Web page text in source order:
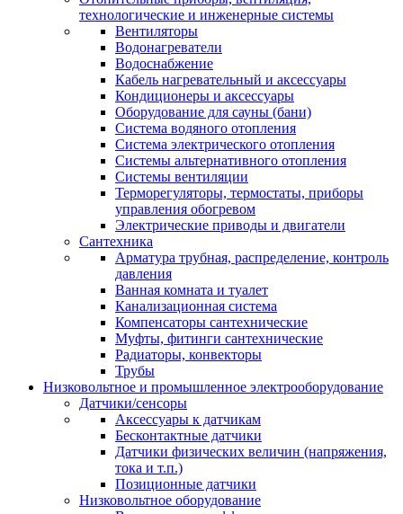
технологические и инженерные системы
Вентиляторы
Водонагреватели
Водоснабжение
Кабель нагревательный и аксессуары
Кондиционеры и аксессуары
Оборудование для сауны (бани)
Система водяного отопления
Система электрического отопления
Системы альтернативного отопления
Системы вентиляции
Терморегуляторы, термостаты, приборы
управления обогревом
Электрические приводы и двигатели
Сантехника
Арматура трубная, распределение, контроль
давления
Ванная комната и туалет
Канализационная система
Компенсаторы сантехнические
Муфты, фитинги сантехнические
Радиаторы, конвекторы
Трубы
Низковольтное и промышленное электрооборудование
Датчики/сенсоры
Аксессуары к датчикам
Бесконтактные датчики
Датчики физических величин (напряжения,
тока и т.п.)
Позиционные датчики
Низковольтное оборудование